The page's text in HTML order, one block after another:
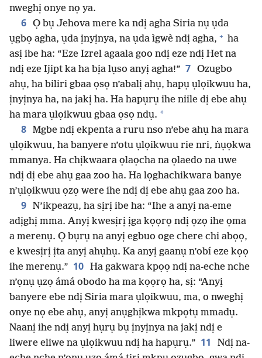
nweghị onye nọ ya.
6 Ọ bụ Jehova mere ka ndị agha Siria nụ ụda
ụgbọ agha, ụda ịnyịnya, na ụda ìgwè ndị agha, + ha
asị ibe ha: “Eze Izrel agaala goo ndị eze ndị Het na
ndị eze Ijipt ka ha bịa lụso anyị agha!” 7 Ozugbo
ahụ, ha biliri gbaa ọsọ n’abalị ahụ, hapụ ụlọikwuu ha,
ịnyịnya ha, na jakị ha. Ha hapụrụ ihe niile dị ebe ahụ
ha mara ụlọikwuu gbaa ọsọ ndụ. *
8 Mgbe ndị ekpenta a ruru nso n’ebe ahụ ha mara
ụlọikwuu, ha banyere n’otu ụlọikwuu rie nri, ṅụọkwa
mmanya. Ha chịkwaara ọlaọcha na ọlaedo na uwe
ndị dị ebe ahụ gaa zoo ha. Ha lọghachikwara banye
n’ụlọikwuu ọzọ were ihe ndị dị ebe ahụ gaa zoo ha.
9 N’ikpeazụ, ha sịrị ibe ha: “Ihe a anyị na-eme
adịghị mma. Anyị kwesịrị ịga kọọrọ ndị ọzọ ihe ọma
a merenụ. Ọ bụrụ na anyị egbuo oge chere chi abọọ,
e kwesịrị ịta anyị ahụhụ. Ka anyị gaanụ n’obí eze kọọ
ihe merenụ.” 10 Ha gakwara kpọọ ndị na-eche nche
n’ọnụ ụzọ ámá obodo ha ma kọọrọ ha, sị: “Anyị
banyere ebe ndị Siria mara ụlọikwuu, ma, o nweghị
onye nọ ebe ahụ, anyị anụghịkwa mkpọtụ mmadụ.
Naanị ihe ndị anyị hụrụ bụ ịnyịnya na jakị ndị e
liwere eliwe na ụlọikwuu ndị ha hapụrụ.” 11
Ndị na-